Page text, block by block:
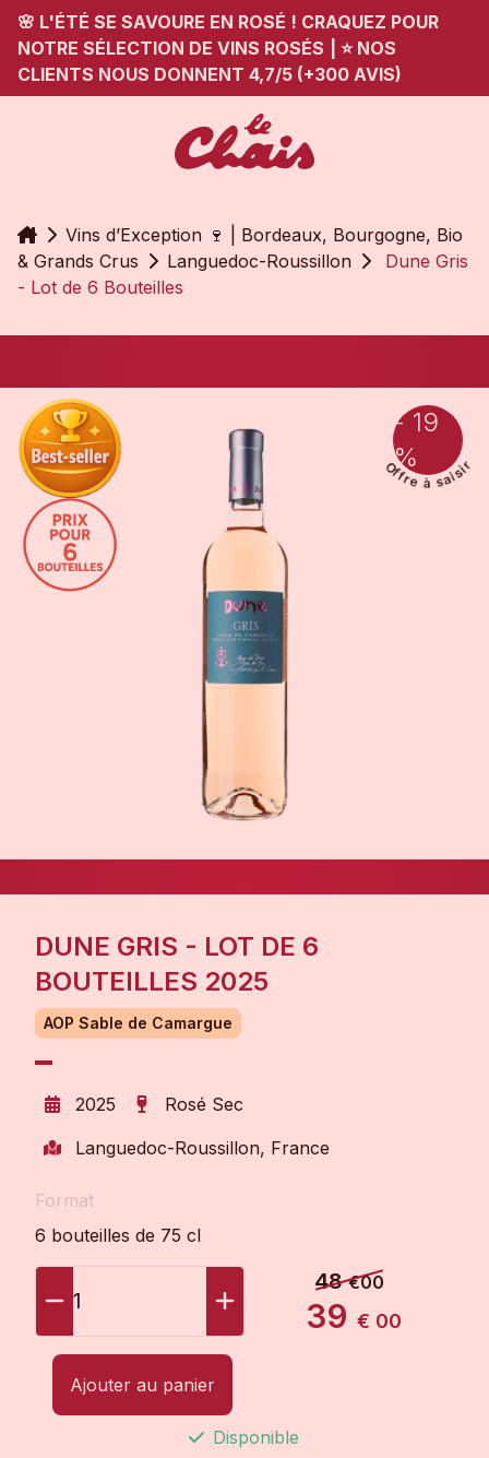
🌸 L'ÉTÉ SE SAVOURE EN ROSÉ ! CRAQUEZ POUR
NOTRE SÉLECTION DE VINS ROSÉS
⭐ NOS
CLIENTS NOUS DONNENT 4,7/5 (+300 AVIS)
AccueilVins d’Exception 🍷 | Bordeaux, Bourgogne, Bio
& Grands Crus
Languedoc-Roussillon
Dune Gris
- Lot de 6 Bouteilles
- 19
%
DUNE GRIS - LOT DE 6
BOUTEILLES 2025
AOP Sable de Camargue
2025
Rosé Sec
Languedoc-Roussillon, France
Format
6 bouteilles de 75 cl
1
48€00
39 € 00
Ajouter au panier
Disponible